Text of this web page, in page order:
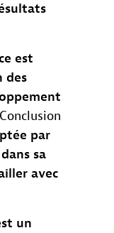
est
des
par
sa
avec
un